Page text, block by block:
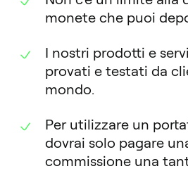
monete che puoi
I nostri prodotti e
provati e testati da
mondo.
Per utilizzare un
dovrai solo pagare
commissione una